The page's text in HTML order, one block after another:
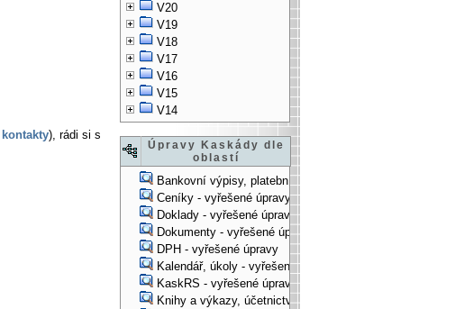
V20
V19
V18
V17
V16
V15
V14
Úpravy Kaskády dle
oblastí
Bankovní výpisy, platební příkazy - vyřešené úpravy
Ceníky - vyřešené úpravy
Doklady - vyřešené úpravy
Dokumenty - vyřešené úpravy
DPH - vyřešené úpravy
Kalendář, úkoly - vyřešené úpravy
KaskRS - vyřešené úpravy
Knihy a výkazy, účetnictví - vyřešené úpravy
kontakty), rádi si s